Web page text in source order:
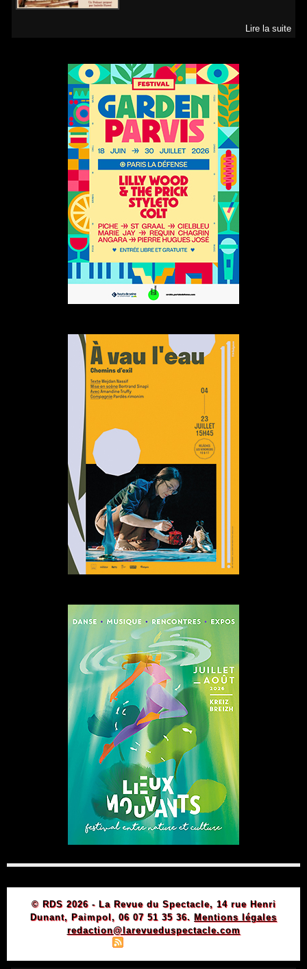
Lire la suite
© RDS 2026 - La Revue du Spectacle, 14 rue Henri
Dunant, Paimpol, 06 07 51 35 36. Mentions légales
redaction@larevueduspectacle.com